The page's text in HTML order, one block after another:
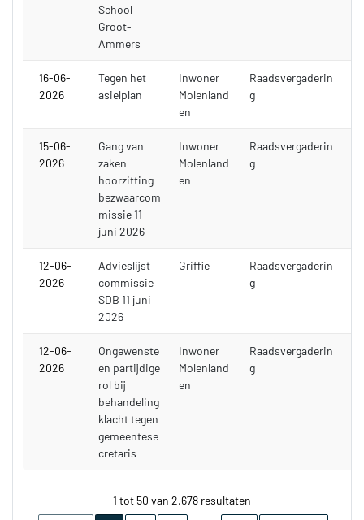
School
Groot-
Ammers
16-06-
2026
Tegen het
asielplan
Inwoner
Molenland
en
Raadsvergaderin
g
15-06-
2026
Gang van
zaken
hoorzitting
bezwaarcom
missie 11
juni 2026
Inwoner
Molenland
en
Raadsvergaderin
g
12-06-
2026
Advieslijst
commissie
SDB 11 juni
2026
Griffie
Raadsvergaderin
g
12-06-
2026
Ongewenste
en partijdige
rol bij
behandeling
klacht tegen
gemeentese
cretaris
Inwoner
Molenland
en
Raadsvergaderin
g
1 tot 50 van 2,678 resultaten